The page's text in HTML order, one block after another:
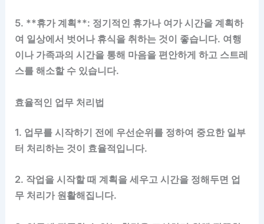
5. **휴가 계획**: 정기적인 휴가나 여가 시간을 계획하
여 일상에서 벗어나 휴식을 취하는 것이 좋습니다. 여행
이나 가족과의 시간을 통해 마음을 편안하게 하고 스트레
스를 해소할 수 있습니다.
효율적인 업무 처리법
1. 업무를 시작하기 전에 우선순위를 정하여 중요한 일부
터 처리하는 것이 효율적입니다.
2. 작업을 시작할 때 계획을 세우고 시간을 정해두면 업
무 처리가 원활해집니다.